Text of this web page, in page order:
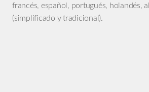
francés, español, portugués, holandés,
(simplificado y tradicional).